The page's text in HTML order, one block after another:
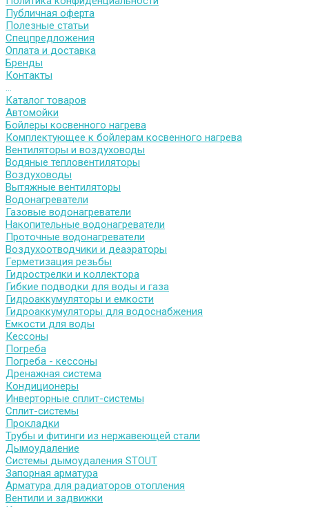
Публичная оферта
Полезные статьи
Спецпредложения
Оплата и доставка
Бренды
Контакты
...
Каталог товаров
Автомойки
Бойлеры косвенного нагрева
Комплектующее к бойлерам косвенного нагрева
Вентиляторы и воздуховоды
Водяные тепловентиляторы
Воздуховоды
Вытяжные вентиляторы
Водонагреватели
Газовые водонагреватели
Накопительные водонагреватели
Проточные водонагреватели
Воздухоотводчики и деаэраторы
Герметизация резьбы
Гидрострелки и коллектора
Гибкие подводки для воды и газа
Гидроаккумуляторы и емкости
Гидроаккумуляторы для водоснабжения
Емкости для воды
Кессоны
Погреба
Погреба - кессоны
Дренажная система
Кондиционеры
Инверторные сплит-системы
Сплит-системы
Прокладки
Трубы и фитинги из нержавеющей стали
Дымоудаление
Системы дымоудаления STOUT
Запорная арматура
Арматура для радиаторов отопления
Вентили и задвижки